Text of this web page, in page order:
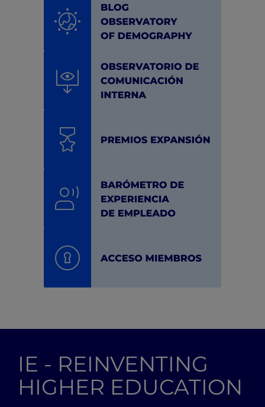
IE - REINVENTING
HIGHER EDUCATION